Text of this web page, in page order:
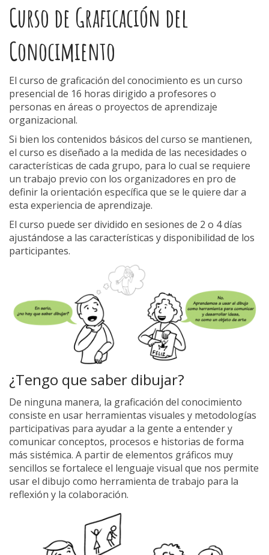
Curso de Graficación del
Conocimiento
El curso de graficación del conocimiento es un curso
presencial de 16 horas dirigido a profesores o
personas en áreas o proyectos de aprendizaje
organizacional.
Si bien los contenidos básicos del curso se mantienen,
el curso es diseñado a la medida de las necesidades o
características de cada grupo, para lo cual se requiere
un trabajo previo con los organizadores en pro de
definir la orientación específica que se le quiere dar a
esta experiencia de aprendizaje.
El curso puede ser dividido en sesiones de 2 o 4 días
ajustándose a las características y disponibilidad de los
participantes.
¿Tengo que saber dibujar?
De ninguna manera, la graficación del conocimiento
consiste en usar herramientas visuales y metodologías
participativas para ayudar a la gente a entender y
comunicar conceptos, procesos e historias de forma
más sistémica. A partir de elementos gráficos muy
sencillos se fortalece el lenguaje visual que nos permite
usar el dibujo como herramienta de trabajo para la
reflexión y la colaboración.